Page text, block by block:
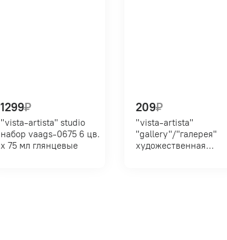
1299₽
"vista-artista" studio
набор vaags-0675 6 цв.
х 75 мл глянцевые
209₽
"vista-artista"
"gallery"/"галерея"
художественная